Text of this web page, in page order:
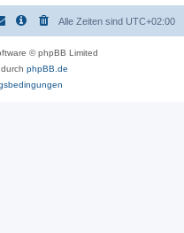
Alle Zeiten sind UTC+02:00
© phpBB Limited
phpBB.de